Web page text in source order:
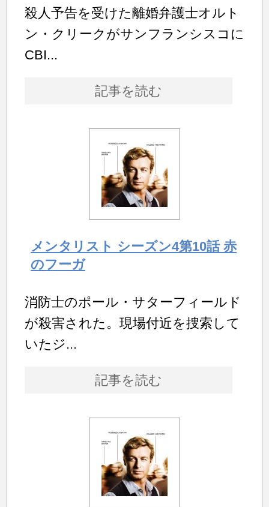
殺人予告を受けた離婚弁護士オルト
ン・クリークがサンフランシスコに
CBI...
記事を読む
メンタリスト シーズン4第10話 赤
のフーガ
消防士のポール・サターフィールド
が殺害された。現場付近を捜索して
いたジ...
記事を読む